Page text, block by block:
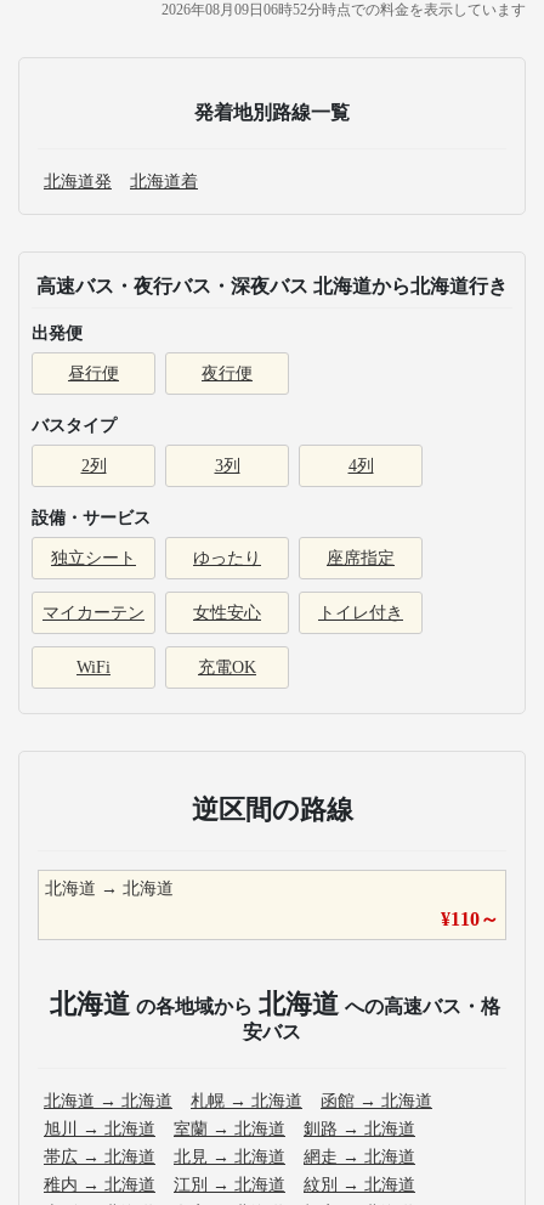
2026年08月09日06時52分時点での料金を表示しています
発着地別路線一覧
北海道発 北海道着
高速バス・夜行バス・深夜バス 北海道から北海道行き
出発便
昼行便 夜行便
バスタイプ
2列 3列 4列
設備・サービス
独立シート ゆったり 座席指定
マイカーテン 女性安心 トイレ付き
WiFi 充電OK
逆区間の路線
北海道 → 北海道
¥110～
北海道 の各地域から 北海道 への高速バス・格
安バス
北海道 → 北海道 札幌 → 北海道 函館 → 北海道
旭川
→ 北海道 室蘭 → 北海道 釧路 → 北海道
帯広 → 北海道 北見 → 北海道 網走 → 北海道
稚内 → 北海道 江別 → 北海道 紋別 → 北海道